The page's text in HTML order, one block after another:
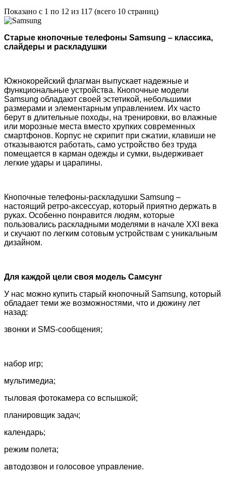
Показано с 1 по 12 из 117 (всего 10 страниц)
Старые кнопочные телефоны Samsung ­– классика,
слайдеры и раскладушки
Южнокорейский флагман выпускает надежные и
функциональные устройства. Кнопочные модели
Samsung обладают своей эстетикой, небольшими
размерами и элементарным управлением. Их часто
берут в длительные походы, на тренировки, во влажные
или морозные места вместо хрупких современных
смартфонов. Корпус не скрипит при сжатии, клавиши не
отказываются работать, само устройство без труда
помещается в карман одежды и сумки, выдерживает
легкие удары и царапины.
Кнопочные телефоны-раскладушки Samsung –
настоящий ретро-аксессуар, который приятно держать в
руках. Особенно понравится людям, которые
пользовались раскладными моделями в начале XXI века
и скучают по легким сотовым устройствам с уникальным
дизайном.
Для каждой цели своя модель Самсунг
У нас можно купить старый кнопочный Samsung, который
обладает теми же возможностями, что и дюжину лет
назад:
звонки и SMS-сообщения;
набор игр;
мультимедиа;
тыловая фотокамера со вспышкой;
планировщик задач;
календарь;
режим полета;
автодозвон и голосовое управление.